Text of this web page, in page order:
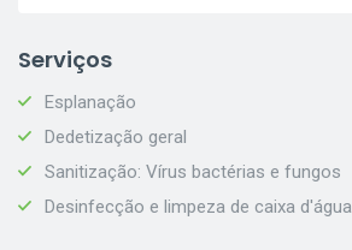
Serviços
Esplanação
Dedetização geral
Sanitização: Vírus bactérias e fungos
Desinfecção e limpeza de caixa d'água